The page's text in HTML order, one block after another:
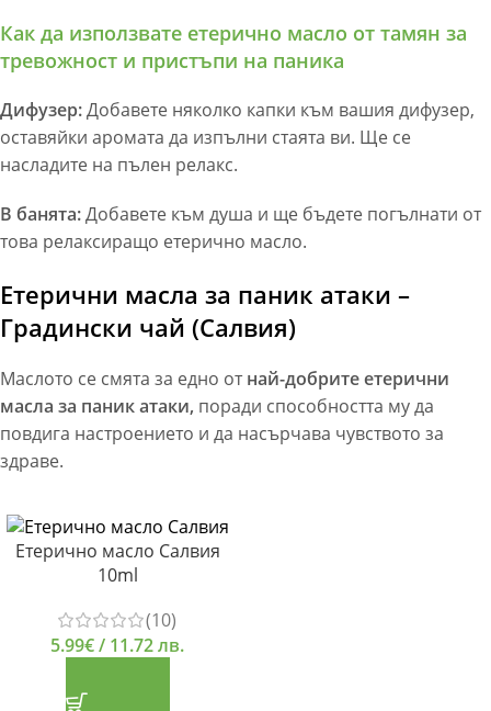
Как да използвате етерично масло от тамян за
тревожност и пристъпи на паника
Дифузер:Добавете няколко капки към вашия дифузер,
оставяйки аромата да изпълни стаята ви. Ще се
насладите на пълен релакс.
В банята:Добавете към душа и ще бъдете погълнати от
това релаксиращо етерично масло.
Етерични масла за паник атаки –
Градински чай (Салвия)
Маслото се смята за едно отнай-добритеетерични
масла за паник атаки, поради способността му да
повдига настроението и да насърчава чувството за
здраве.
Етерично масло Салвия
10ml
(10)
5.99€/ 11.72 лв.